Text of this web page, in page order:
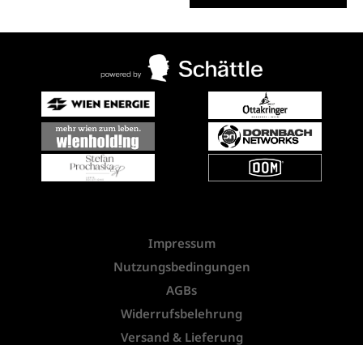
Impressum
Nutzungsbedingungen
AGBs
Widerrufsbelehrung
Versand & Lieferung